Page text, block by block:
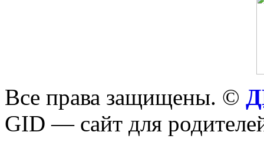
Все права защищены. ©
GID — сайт для